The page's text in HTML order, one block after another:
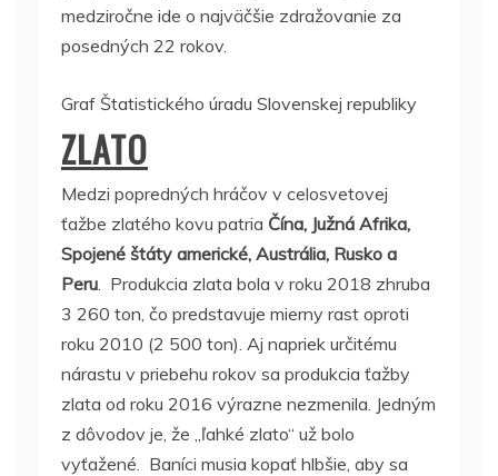
medziročne ide o najväčšie zdražovanie za
posedných 22 rokov.
Graf Štatistického úradu Slovenskej republiky
ZLATO
Medzi popredných hráčov v celosvetovej
ťažbe zlatého kovu patria Čína, Južná Afrika,
Spojené štáty americké, Austrália, Rusko a
Peru. Produkcia zlata bola v roku 2018 zhruba
3 260 ton, čo predstavuje mierny rast oproti
roku 2010 (2 500 ton). Aj napriek určitému
nárastu v priebehu rokov sa produkcia ťažby
zlata od roku 2016 výrazne nezmenila. Jedným
z dôvodov je, že „ľahké zlato“ už bolo
vyťažené. Baníci musia kopať hlbšie, aby sa